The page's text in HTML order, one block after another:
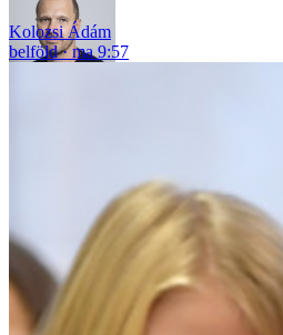
Kolozsi Ádám
belföld
ma 9:57